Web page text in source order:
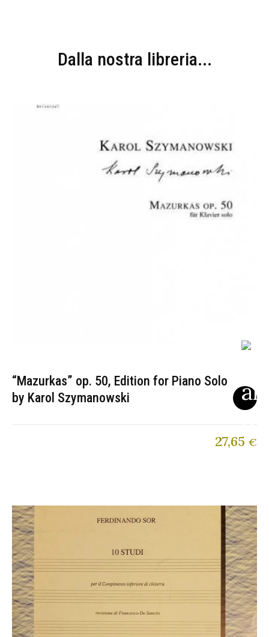
Dalla nostra libreria...
“Mazurkas” op. 50, Edition for Piano Solo
by Karol Szymanowski
27,65 €